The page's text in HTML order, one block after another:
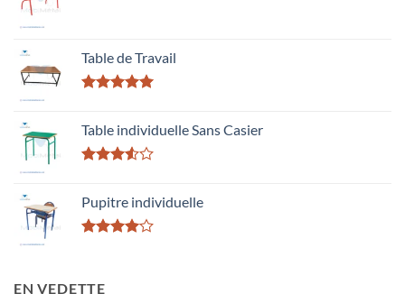
Table de Travail
Table individuelle Sans Casier
of 5
Pupitre individuelle
EN VEDETTE